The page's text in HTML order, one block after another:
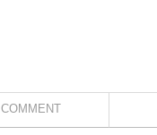
COMMENT